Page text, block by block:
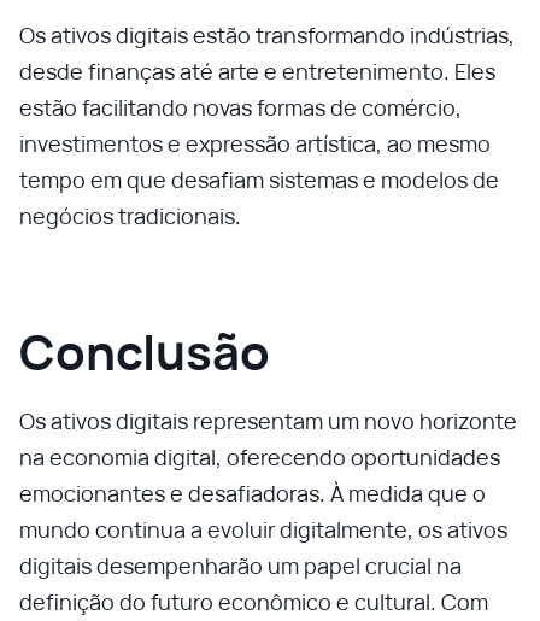
Os ativos digitais estão transformando indústrias,
desde finanças até arte e entretenimento. Eles
estão facilitando novas formas de comércio,
investimentos e expressão artística, ao mesmo
tempo em que desafiam sistemas e modelos de
negócios tradicionais.
Conclusão
Os ativos digitais representam um novo horizonte
na economia digital, oferecendo oportunidades
emocionantes e desafiadoras. À medida que o
mundo continua a evoluir digitalmente, os ativos
digitais desempenharão um papel crucial na
definição do futuro econômico e cultural. Com